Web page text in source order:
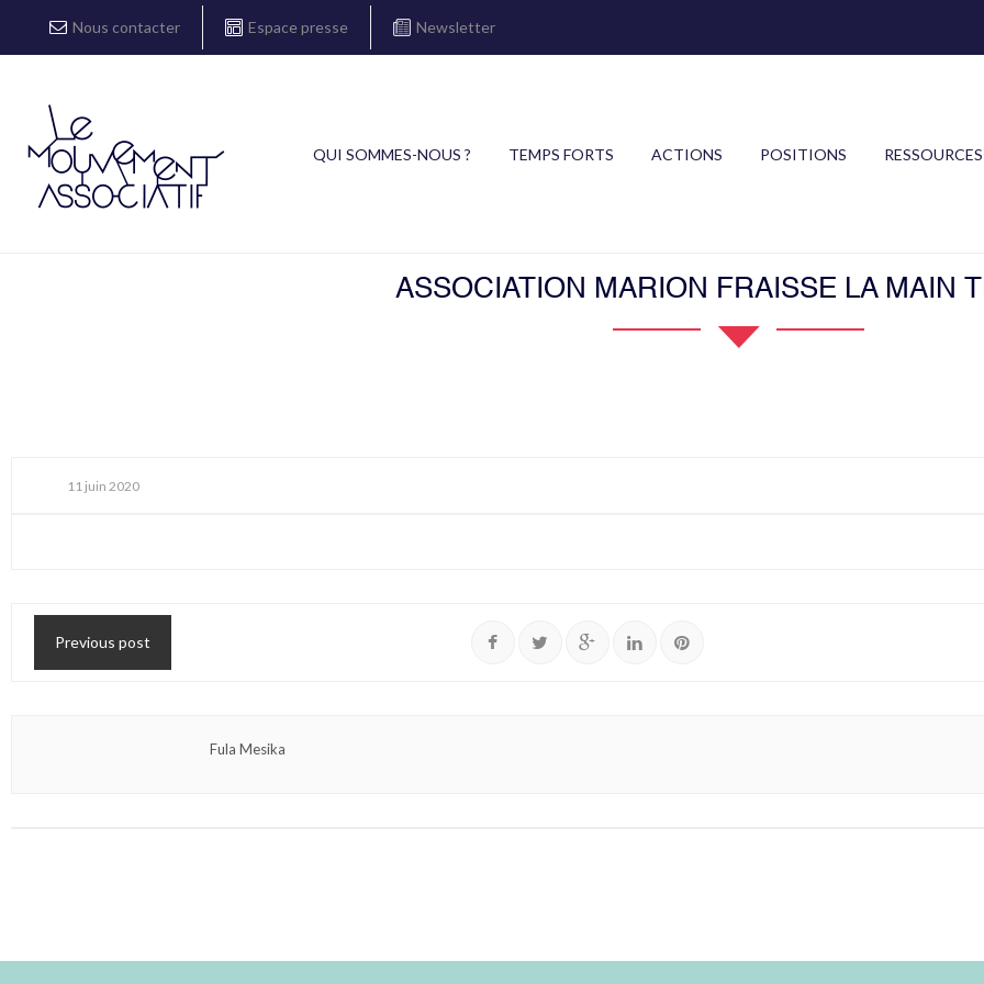
Nous contacter Espace presse Newsletter
QUI SOMMES-NOUS ? TEMPS FORTS ACTIONS POSITIONS RESSOURCES
ASSOCIATION MARION FRAISSE LA MAIN
11 juin 2020
Previous post
Fula Mesika